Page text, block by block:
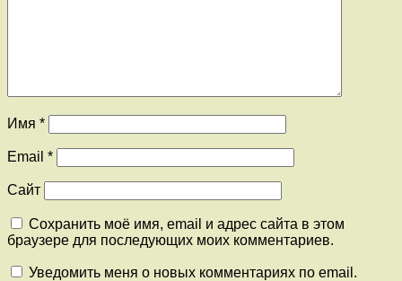
Имя *
Email *
Сайт
Сохранить моё имя, email и адрес сайта в этом
браузере для последующих моих комментариев.
Уведомить меня о новых комментариях по email.